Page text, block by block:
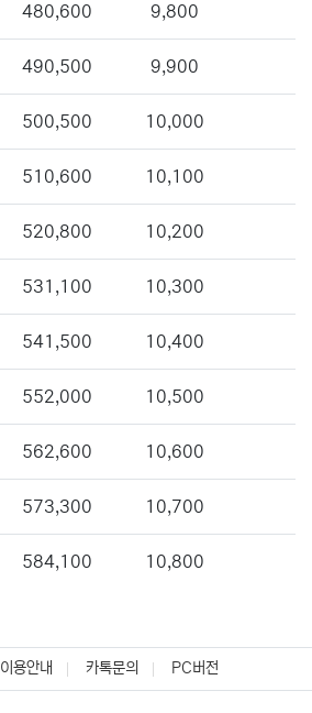
480,600 9,800
490,500 9,900
500,500 10,000
510,600 10,100
520,800 10,200
531,100 10,300
541,500 10,400
552,000 10,500
562,600 10,600
573,300 10,700
584,100 10,800
이용안내 카톡문의 PC버전